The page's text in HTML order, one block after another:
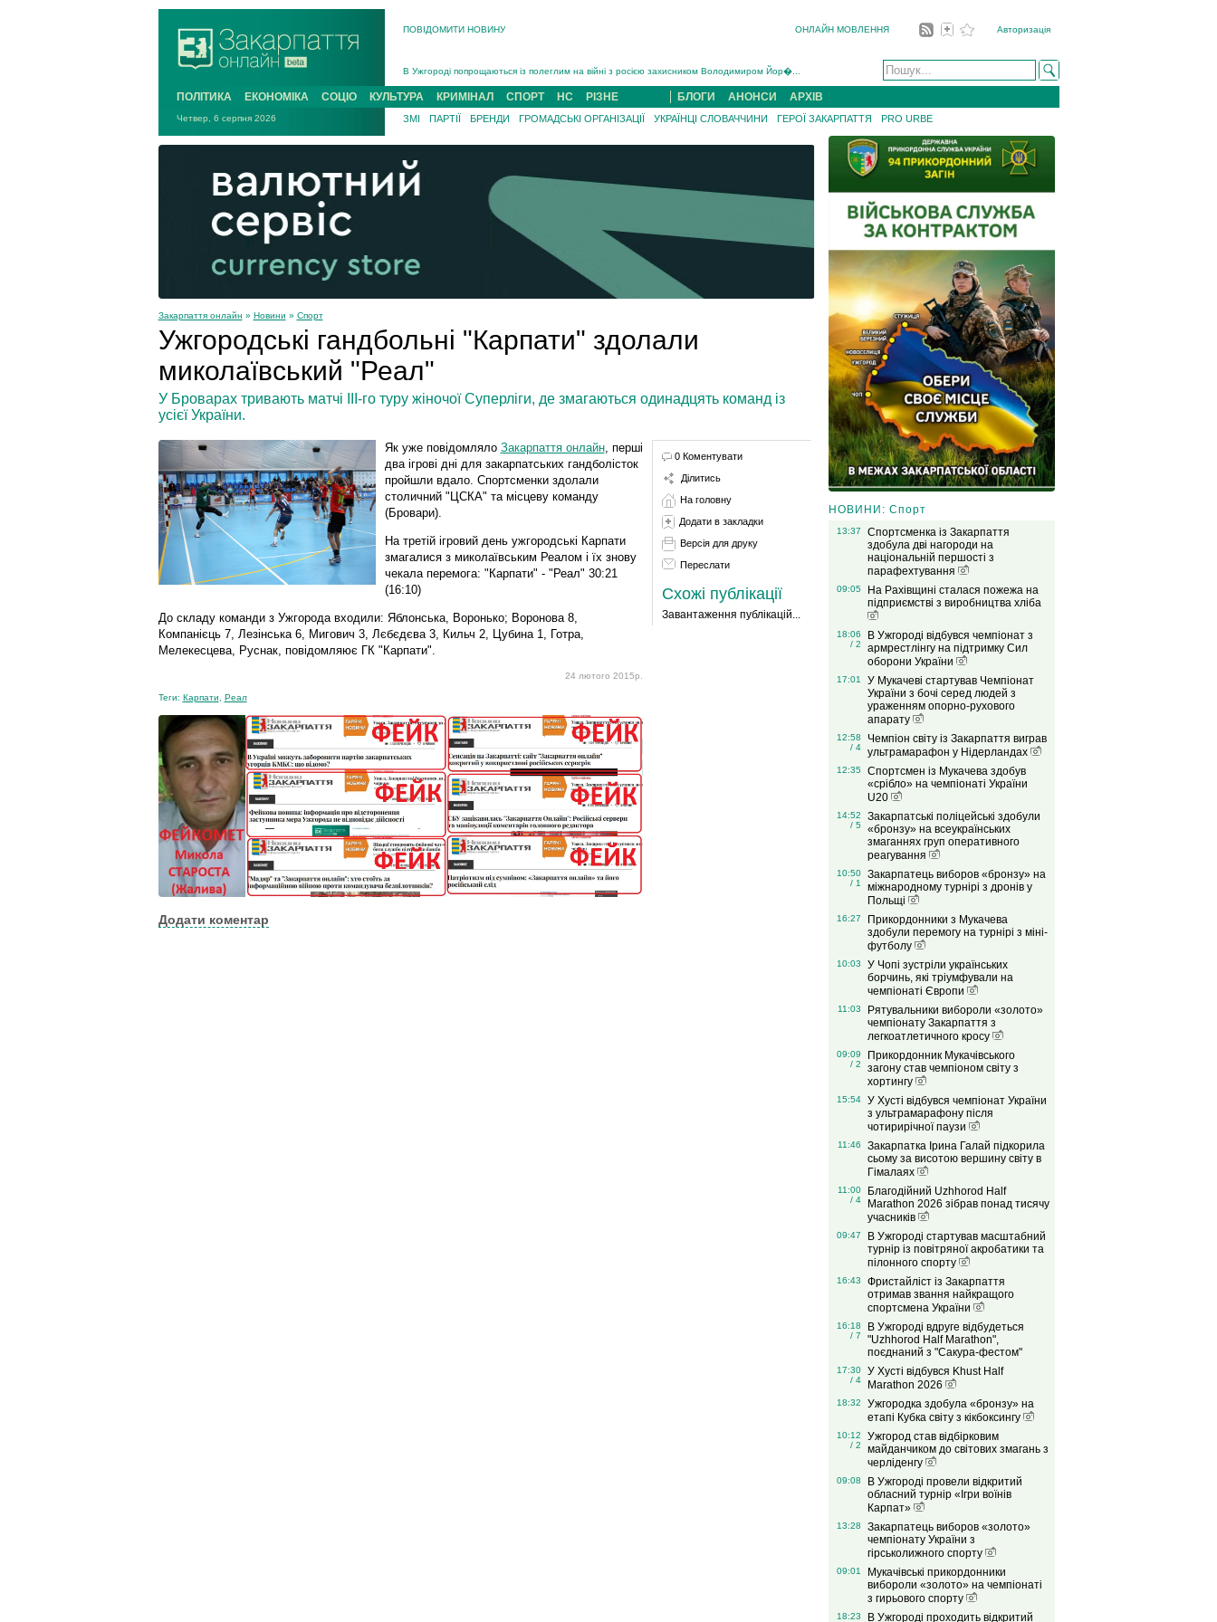
ПОВІДОМИТИ НОВИНУ ОНЛАЙН МОВЛЕННЯ Авторизація
В Ужгороді попрощаються із полеглим на війні з росією захисником Володимиром Йор�...
В Ужгороді 5 серпня попрощаються із захисником Богданом Югасом, який два роки �...
Підтвердили загибель захисника із Нанкова на Хустщині Юліана Гербея (ФОТО)[/gree...
На війні з рф поліг військовий з Виноградова Ігнат Роздяловський (ФОТО)...
На Хустщині внаслідок ДТП за участі трьох авто постраждали 13 людей (ФОТО)...
Інструктора районного ТЦК на Закарпатті судитимуть за обвинувачен...
ПОЛІТИКА ЕКОНОМІКА СОЦІО КУЛЬТУРА КРИМІНАЛ СПОРТ НС РІЗНЕ БЛОГИ АНОНСИ АРХІВ
Четвер, 6 серпня 2026 ЗМІ ПАРТІЇ БРЕНДИ ГРОМАДСЬКІ ОРГАНІЗАЦІЇ УКРАЇНЦІ СЛОВАЧЧИНИ ГЕРОЇ ЗАКАРПАТТЯ PRO URBE
Закарпаття онлайн » Новини » Спорт
Ужгородські гандбольні "Карпати" здолали
миколаївський "Реал"
У Броварах тривають матчі ІІІ-го туру жіночої Суперліги, де змагаються одинадцять команд із
усієї України.
Як уже повідомляло Закарпаття онлайн, перші
два ігрові дні для закарпатських гандболісток
пройшли вдало. Спортсменки здолали
столичний "ЦСКА" та місцеву команду
(Бровари).
На третій ігровий день ужгородські Карпати
змагалися з миколаївським Реалом і їх знову
чекала перемога: "Карпати" - "Реал" 30:21
(16:10)
До складу команди з Ужгорода входили: Яблонська, Воронько; Воронова 8,
Компанієць 7, Лезінська 6, Мигович 3, Лєбєдєва 3, Кильч 2, Цубина 1, Готра,
Мелекесцева, Руснак, повідомляює ГК "Карпати".
24 лютого 2015р.
Теги: Карпати Реал
Додати коментар
0 Коментувати
Ділитись
На головну
Додати в закладки
Версія для друку
Переслати
Схожі публікації
Завантаження публікацій...
НОВИНИ: Спорт
13:37
Спортсменка із Закарпаття
здобула дві нагороди на
національній першості з
парафехтування
09:05
На Рахівщині сталася пожежа на
підприємстві з виробництва хліба
18:06
/ 2
В Ужгороді відбувся чемпіонат з
армрестлінгу на підтримку Сил
оборони України
17:01
У Мукачеві стартував Чемпіонат
України з бочі серед людей з
ураженням опорно-рухового
апарату
12:58
/ 4
Чемпіон світу із Закарпаття виграв
ультрамарафон у Нідерландах
12:35
Спортсмен із Мукачева здобув
«срібло» на чемпіонаті України
U20
14:52
/ 5
Закарпатські поліцейські здобули
«бронзу» на всеукраїнських
змаганнях груп оперативного
реагування
10:50
/ 1
Закарпатець виборов «бронзу» на
міжнародному турнірі з дронів у
Польщі
16:27
Прикордонники з Мукачева
здобули перемогу на турнірі з міні-
футболу
10:03
У Чопі зустріли українських
борчинь, які тріумфували на
чемпіонаті Європи
11:03
Рятувальники вибороли «золото»
чемпіонату Закарпаття з
легкоатлетичного кросу
09:09
/ 2
Прикордонник Мукачівського
загону став чемпіоном світу з
хортингу
15:54
У Хусті відбувся чемпіонат України
з ультрамарафону після
чотирирічної паузи
11:46
Закарпатка Ірина Галай підкорила
сьому за висотою вершину світу в
Гімалаях
11:00
/ 4
Благодійний Uzhhorod Half
Marathon 2026 зібрав понад тисячу
учасників
09:47
В Ужгороді стартував масштабний
турнір із повітряної акробатики та
пілонного спорту
16:43
Фристайліст із Закарпаття
отримав звання найкращого
спортсмена України
16:18
/ 7
В Ужгороді вдруге відбудеться
"Uzhhorod Half Marathon",
поєднаний з "Сакура-фестом"
17:30
/ 4
У Хусті відбувся Khust Half
Marathon 2026
18:32
Ужгородка здобула «бронзу» на
етапі Кубка світу з кікбоксингу
10:12
/ 2
Ужгород став відбірковим
майданчиком до світових змагань з
черліденгу
09:08
В Ужгороді провели відкритий
обласний турнір «Ігри воїнів
Карпат»
13:28
Закарпатець виборов «золото»
чемпіонату України з
гірськолижного спорту
09:01
Мукачівські прикордонники
вибороли «золото» на чемпіонаті
з гирьового спорту
18:23
В Ужгороді проходить відкритий